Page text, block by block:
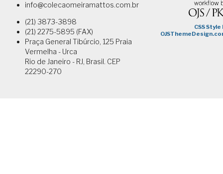
info@colecaomeiramattos.com.br
(21) 3873-3898
(21) 2275-5895 (FAX)
Praça General Tibúrcio, 125 Praia
Vermelha - Urca
Rio de Janeiro - RJ, Brasil. CEP
22290-270